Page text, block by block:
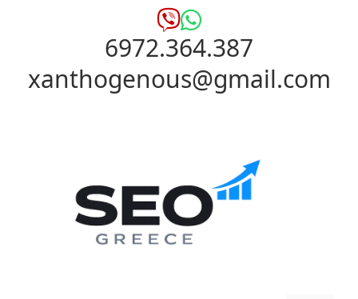
6972.364.387
xanthogenous@gmail.com